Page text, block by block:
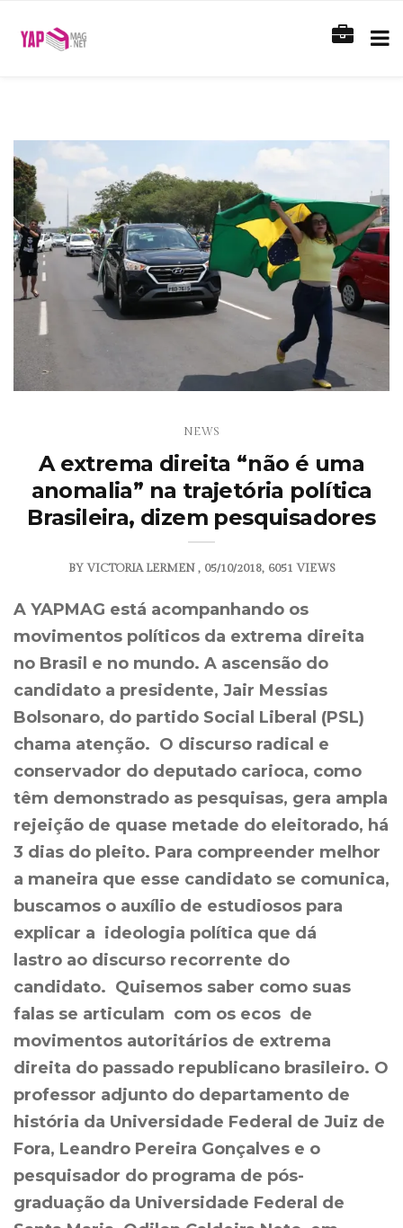
NEWS
A extrema direita “não é uma
anomalia” na trajetória política
Brasileira, dizem pesquisadores
BYVICTORIA LERMEN 05/10/2018 6051 VIEWS
A YAPMAG está acompanhando os
movimentos políticos da extrema direita
no Brasil e no mundo. A ascensão do
candidato a presidente, Jair Messias
Bolsonaro, do partido Social Liberal (PSL)
chama atenção. O discurso radical e
conservador do deputado carioca, como
têm demonstrado as pesquisas, gera ampla
rejeição de quase metade do eleitorado, há
3 dias do pleito. Para compreender melhor
a maneira que esse candidato se comunica,
buscamos o auxílio de estudiosos para
explicar a ideologia política que dá
lastro ao discurso recorrente do
candidato. Quisemos saber como suas
falas se articulam com os ecos de
movimentos autoritários de extrema
direita do passado republicano brasileiro. O
professor adjunto do departamento de
história da Universidade Federal de Juiz de
Fora, Leandro Pereira Gonçalves e o
pesquisador do programa de pós-
graduação da Universidade Federal de